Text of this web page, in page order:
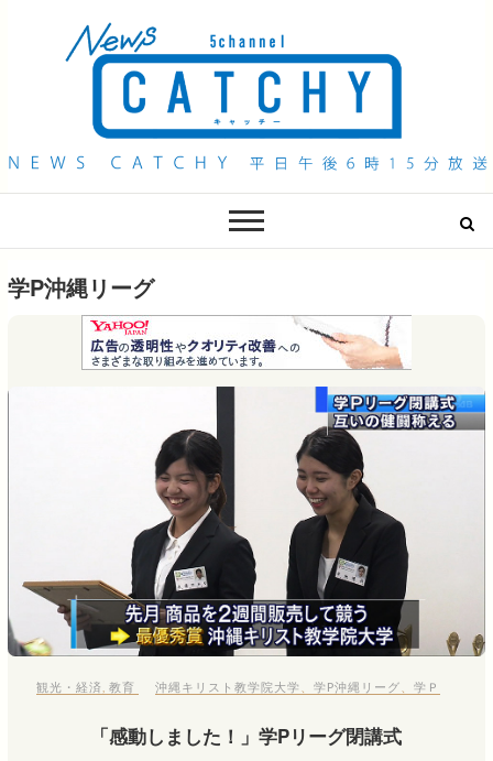
QAB NEWS Headline
学P沖縄リーグ
観光・経済 教育 沖縄キリスト教学院大学 学P沖縄リーグ 学Ｐ
「感動しました！」学Pリーグ閉講式